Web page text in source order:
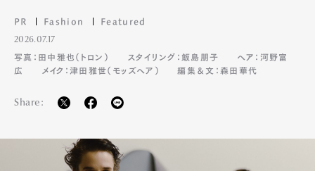
PR Fashion Featured
2026.07.17
写真：田中雅也（トロン）
スタイリング：飯島朋子
ヘア：河野富
広
メイク：津田雅世（モッズヘア） 編集＆文：森田華代
Share: